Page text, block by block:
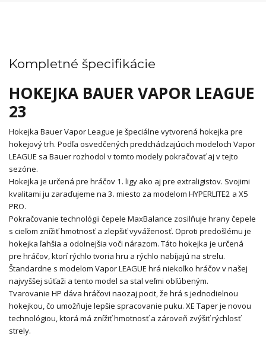
Kompletné špecifikácie
HOKEJKA BAUER VAPOR LEAGUE
23
Hokejka Bauer Vapor League je špeciálne vytvorená hokejka pre
hokejový trh. Podľa osvedčených predchádzajúcich modeloch Vapor
LEAGUE sa Bauer rozhodol v tomto modely pokračovať aj v tejto
sezóne.
Hokejka je určená pre hráčov 1. ligy ako aj pre extraligistov. Svojimi
kvalitami ju zaraďujeme na 3. miesto za modelom HYPERLITE2 a X5
PRO.
Pokračovanie technológii čepele MaxBalance zosilňuje hrany čepele
s cieľom znížiť hmotnosť a zlepšiť vyváženosť. Oproti predošlému je
hokejka ľahšia a odolnejšia voči nárazom. Táto hokejka je určená
pre hráčov, ktorí rýchlo tvoria hru a rýchlo nabíjajú na strelu.
Štandardne s modelom Vapor LEAGUE hrá niekoľko hráčov v našej
najvyššej súťaži a tento model sa stal veľmi obľúbeným.
Tvarovanie HP dáva hráčovi naozaj pocit, že hrá s jednodielnou
hokejkou, čo umožňuje lepšie spracovanie puku. XE Taper je novou
technológiou, ktorá má znížiť hmotnosť a zároveň zvýšiť rýchlosť
strely.